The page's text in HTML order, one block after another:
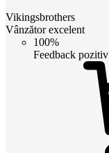
Vikingsbrothers
Vânzător excelent
100%
Feedback pozitiv